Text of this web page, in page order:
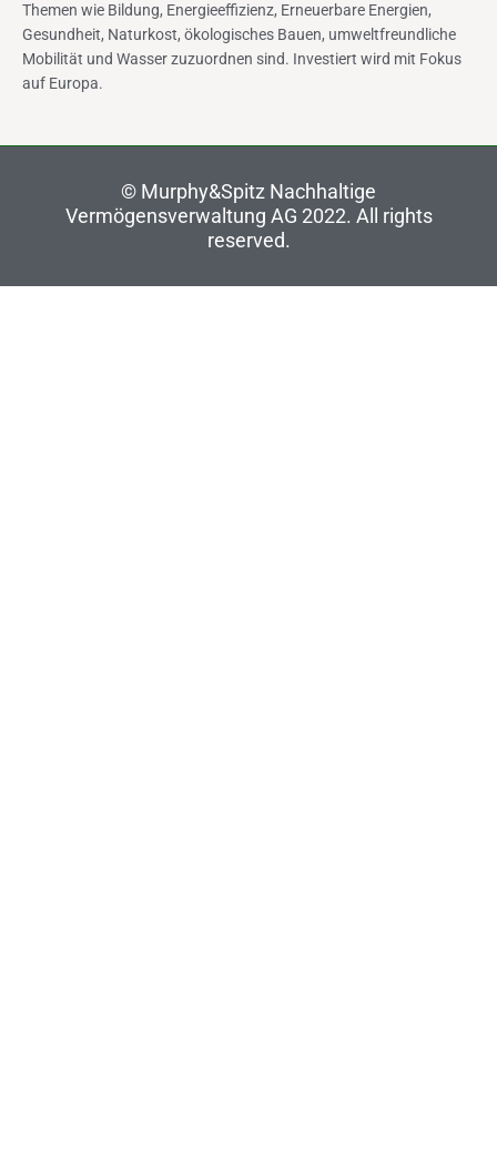
Themen wie Bildung, Energieeffizienz, Erneuerbare Energien,
Gesundheit, Naturkost, ökologisches Bauen, umweltfreundliche
Mobilität und Wasser zuzuordnen sind. Investiert wird mit Fokus
auf Europa.
© Murphy&Spitz Nachhaltige
Vermögensverwaltung AG 2022. All rights
reserved.